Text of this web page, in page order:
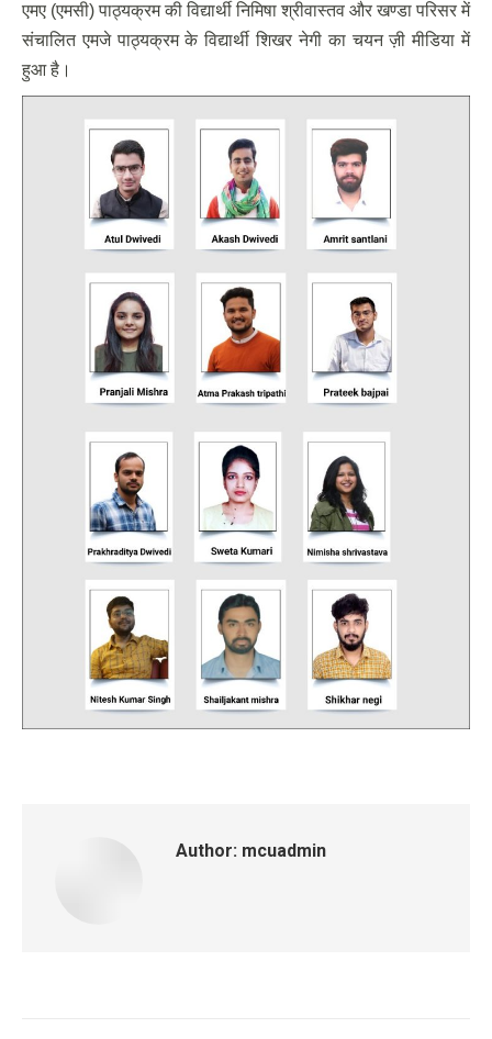
एमए (एमसी) पाठ्यक्रम की विद्यार्थी निमिषा श्रीवास्तव और खण्डा परिसर में
संचालित एमजे पाठ्यक्रम के विद्यार्थी शिखर नेगी का चयन ज़ी मीडिया में
हुआ है।
Author: mcuadmin